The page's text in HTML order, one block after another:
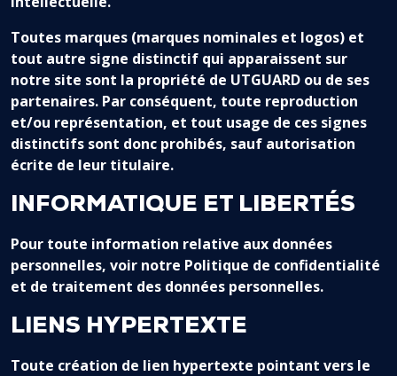
Toutes marques (marques nominales et logos) et
tout autre signe distinctif qui apparaissent sur
notre site sont la propriété de UTGUARD ou de ses
partenaires. Par conséquent, toute reproduction
et/ou représentation, et tout usage de ces signes
distinctifs sont donc prohibés, sauf autorisation
écrite de leur titulaire.
INFORMATIQUE ET LIBERTÉS
Pour toute information relative aux données
personnelles, voir notre Politique de confidentialité
et de traitement des données personnelles.
LIENS HYPERTEXTE
Toute création de lien hypertexte pointant vers le